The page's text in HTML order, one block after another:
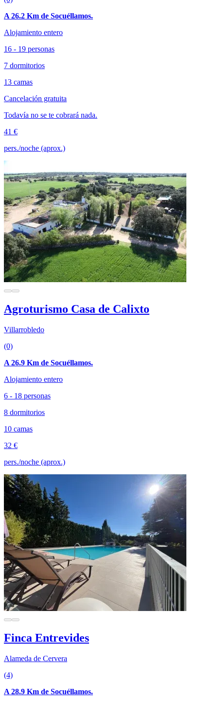
A 26.2 Km de Socuéllamos.
Alojamiento entero
16 - 19 personas
7 dormitorios
13 camas
Cancelación gratuita
Todavía no se te cobrará nada.
41 €
pers./noche (aprox.)
Agroturismo Casa de Calixto
Villarrobledo
(0)
A 26.9 Km de Socuéllamos.
Alojamiento entero
6 - 18 personas
8 dormitorios
10 camas
32 €
pers./noche (aprox.)
Finca Entrevides
Alameda de Cervera
(4)
A 28.9 Km de Socuéllamos.